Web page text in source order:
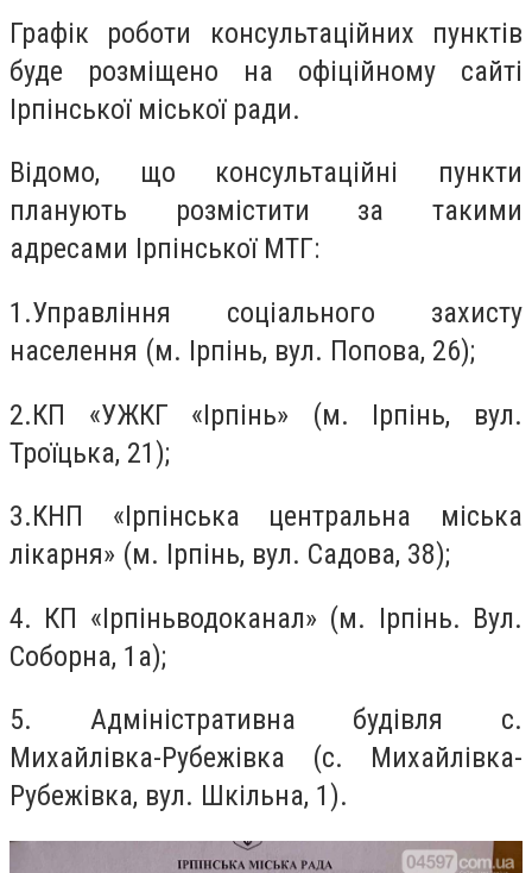
Графік роботи консультаційних пунктів
буде розміщено на офіційному сайті
Ірпінської міської ради.
Відомо, що консультаційні пункти
планують розмістити за такими
адресами Ірпінської МТГ:
1.Управління соціального захисту
населення (м. Ірпінь, вул. Попова, 26);
2.КП «УЖКГ «Ірпінь» (м. Ірпінь, вул.
Троїцька, 21);
3.КНП «Ірпінська центральна міська
лікарня» (м. Ірпінь, вул. Садова, 38);
4. КП «Ірпіньводоканал» (м. Ірпінь. Вул.
Соборна, 1а);
5. Адміністративна будівля с.
Михайлівка-Рубежівка (с. Михайлівка-
Рубежівка, вул. Шкільна, 1).